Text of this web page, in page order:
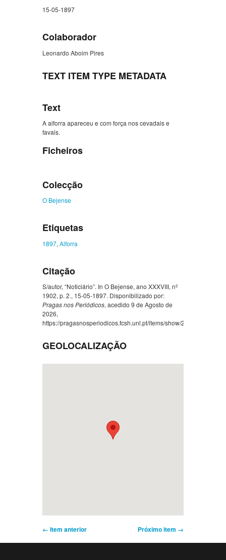
15-05-1897
Colaborador
Leonardo Aboim Pires
TEXT ITEM TYPE METADATA
Text
A alforra apareceu e com força nos cevadais e
favais.
Ficheiros
Colecção
O Bejense
Etiquetas
1897, Alforra
Citação
S/autor, “Noticiário”. In O Bejense, ano XXXVIII, nº
1902, p. 2., 15-05-1897. Disponibilizado por:
Pragas nos Periódicos, acedido 9 de Agosto de
2026,
https://pragasnosperiodicos.fcsh.unl.pt/items/show/201
GEOLOCALIZAÇÃO
← Item anterior Próximo item →